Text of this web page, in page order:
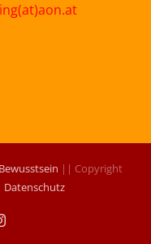
|| Copyright
Datenschutz
Instagram